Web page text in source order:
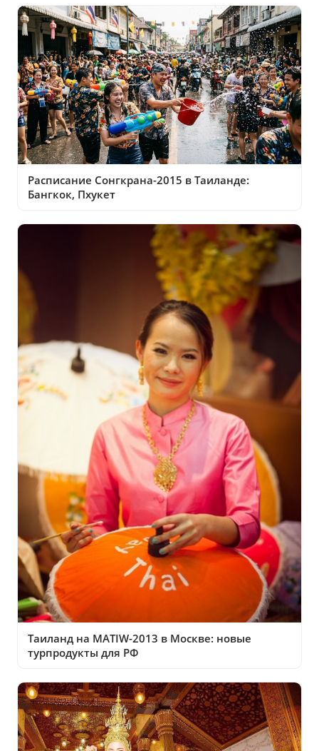
Расписание Сонгкрана-2015 в Таиланде:
Бангкок, Пхукет
Таиланд на MATIW-2013 в Москве: новые
турпродукты для РФ